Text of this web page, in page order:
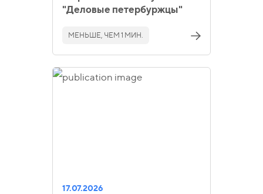
"Деловые петербуржцы"
МЕНЬШЕ, ЧЕМ 1 МИН.
17.07.2026